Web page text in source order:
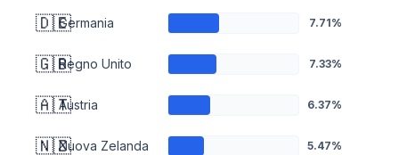
🇩🇪Germania 7.71%
🇬🇧Regno Unito 7.33%
🇦🇹Austria 6.37%
🇳🇿Nuova Zelanda 5.47%